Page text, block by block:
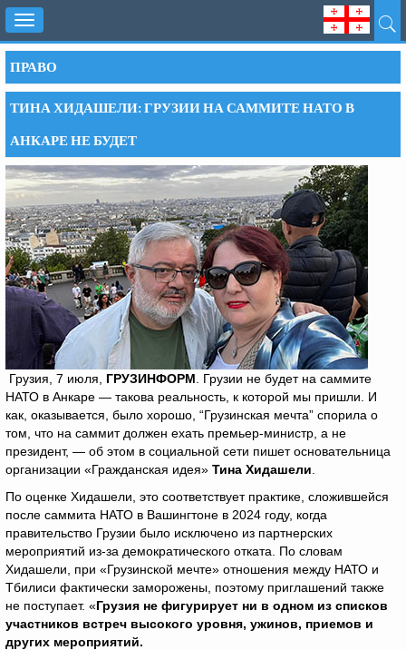
Toggle
navigation
ПРАВО
ТИНА ХИДАШЕЛИ: ГРУЗИИ НА САММИТЕ НАТО В
АНКАРЕ НЕ БУДЕТ
Грузия, 7 июля, ГРУЗИНФОРМ . Грузии не будет на саммите
НАТО в Анкаре — такова реальность, к которой мы пришли. И
как, оказывается, было хорошо, “Грузинская мечта” спорила о
том, что на саммит должен ехать премьер-министр, а не
президент, — об этом в социальной сети пишет основательница
организации «Гражданская идея» Тина Хидашели
По оценке Хидашели, это соответствует практике, сложившейся
после саммита НАТО в Вашингтоне в 2024 году, когда
правительство Грузии было исключено из партнерских
мероприятий из-за демократического отката. По словам
Хидашели, при «Грузинской мечте» отношения между НАТО и
Тбилиси фактически заморожены, поэтому приглашений также
не поступает. «Грузия не фигурирует ни в одном из списков
участников встреч высокого уровня, ужинов, приемов и
других мероприятий.